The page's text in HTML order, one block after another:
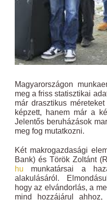
Magyarországon
meg a friss statisztikai
már drasztikus
képzett, hanem már a
Jelentős beruházások
meg fog mutatkozni.
Két makrogazdasági
Bank) és Török Zoltánt
hu munkatársai a
alakulásáról.
hogy az elvándorlás, a
mind hozzájárul